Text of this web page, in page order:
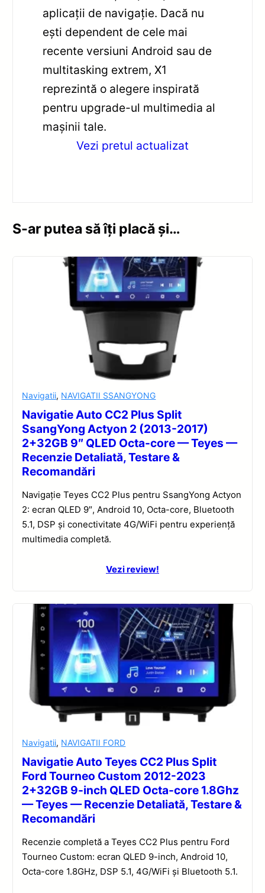
aplicații de navigație. Dacă nu
ești dependent de cele mai
recente versiuni Android sau de
multitasking extrem, X1
reprezintă o alegere inspirată
pentru upgrade-ul multimedia al
mașinii tale.
Vezi pretul actualizat
S-ar putea să îți placă și…
Navigatii, NAVIGATII SSANGYONG
Navigatie Auto CC2 Plus Split
SsangYong Actyon 2 (2013-2017)
2+32GB 9″ QLED Octa-core — Teyes —
Recenzie Detaliată, Testare &
Recomandări
Navigație Teyes CC2 Plus pentru SsangYong Actyon
2: ecran QLED 9″, Android 10, Octa-core, Bluetooth
5.1, DSP și conectivitate 4G/WiFi pentru experiență
multimedia completă.
Vezi review!
Navigatii, NAVIGATII FORD
Navigatie Auto Teyes CC2 Plus Split
Ford Tourneo Custom 2012-2023
2+32GB 9-inch QLED Octa-core 1.8Ghz
— Teyes — Recenzie Detaliată, Testare &
Recomandări
Recenzie completă a Teyes CC2 Plus pentru Ford
Tourneo Custom: ecran QLED 9-inch, Android 10,
Octa-core 1.8GHz, DSP 5.1, 4G/WiFi și Bluetooth 5.1.